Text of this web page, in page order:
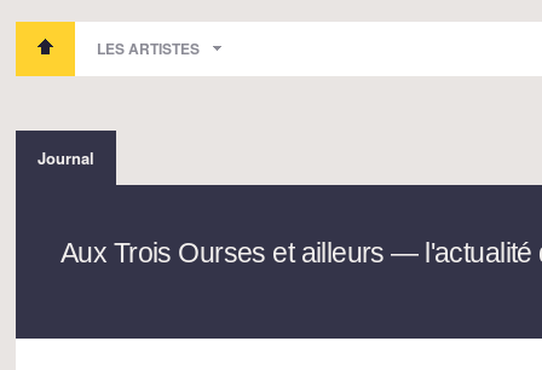
LES ARTISTES
Journal
Aux Trois Ourses et ailleurs — l'actualité